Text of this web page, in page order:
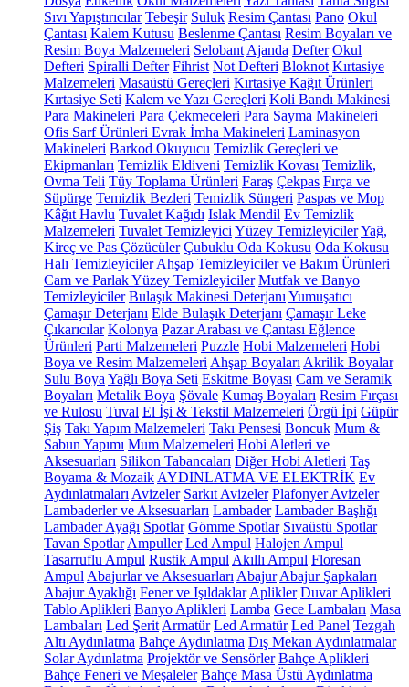
Sıvı Yapıştırıcılar Tebeşir Suluk Resim Çantası Pano Okul
Çantası Kalem Kutusu Beslenme Çantası Resim Boyaları ve
Resim Boya Malzemeleri Selobant Ajanda Defter Okul
Defteri Spiralli Defter Fihrist Not Defteri Bloknot Kırtasiye
Malzemeleri Masaüstü Gereçleri Kırtasiye Kağıt Ürünleri
Kırtasiye Seti Kalem ve Yazı Gereçleri Koli Bandı Makinesi
Para Makineleri Para Çekmeceleri Para Sayma Makineleri
Ofis Sarf Ürünleri Evrak İmha Makineleri Laminasyon
Makineleri Barkod Okuyucu Temizlik Gereçleri ve
Ekipmanları Temizlik Eldiveni Temizlik Kovası Temizlik,
Ovma Teli Tüy Toplama Ürünleri Faraş Çekpas Fırça ve
Süpürge Temizlik Bezleri Temizlik Süngeri Paspas ve Mop
Kâğıt Havlu Tuvalet Kağıdı Islak Mendil Ev Temizlik
Malzemeleri Tuvalet Temizleyici Yüzey TemizleyicilerYağ,
Kireç ve Pas Çözücüler Çubuklu Oda Kokusu Oda Kokusu
Halı Temizleyiciler Ahşap Temizleyiciler ve Bakım Ürünleri
Cam ve Parlak Yüzey Temizleyiciler Mutfak ve Banyo
Temizleyiciler Bulaşık Makinesi Deterjanı Yumuşatıcı
Çamaşır Deterjanı Elde Bulaşık Deterjanı Çamaşır Leke
Çıkarıcılar Kolonya Pazar Arabası ve Çantası Eğlence
Ürünleri Parti Malzemeleri Puzzle Hobi Malzemeleri Hobi
Boya ve Resim Malzemeleri Ahşap Boyaları Akrilik Boyalar
Sulu Boya Yağlı Boya Seti Eskitme Boyası Cam ve Seramik
Boyaları Metalik Boya Şövale Kumaş Boyaları Resim Fırçası
ve Rulosu Tuval El İşi & Tekstil Malzemeleri Örgü İpi Güpür
Şiş Takı Yapım Malzemeleri Takı Pensesi Boncuk Mum &
Sabun Yapımı Mum Malzemeleri Hobi Aletleri ve
Aksesuarları Silikon Tabancaları Diğer Hobi Aletleri Taş
Boyama & Mozaik AYDINLATMA VE ELEKTRİK Ev
Aydınlatmaları Avizeler Sarkıt Avizeler Plafonyer Avizeler
Lambaderler ve Aksesuarları Lambader Lambader Başlığı
Lambader Ayağı Spotlar Gömme Spotlar Sıvaüstü Spotlar
Tavan Spotlar Ampuller Led Ampul Halojen Ampul
Tasarruflu Ampul Rustik Ampul Akıllı Ampul Floresan
Ampul Abajurlar ve Aksesuarları Abajur Abajur Şapkaları
Abajur Ayaklığı Fener ve Işıldaklar Aplikler Duvar Aplikleri
Tablo Aplikleri Banyo Aplikleri Lamba Gece Lambaları Masa
Lambaları Led Şerit Armatür Led Armatür Led Panel Tezgah
Altı Aydınlatma Bahçe Aydınlatma Dış Mekan Aydınlatmalar
Solar Aydınlatma Projektör ve Sensörler Bahçe Aplikleri
Bahçe Feneri ve Meşaleler Bahçe Masa Üstü Aydınlatma